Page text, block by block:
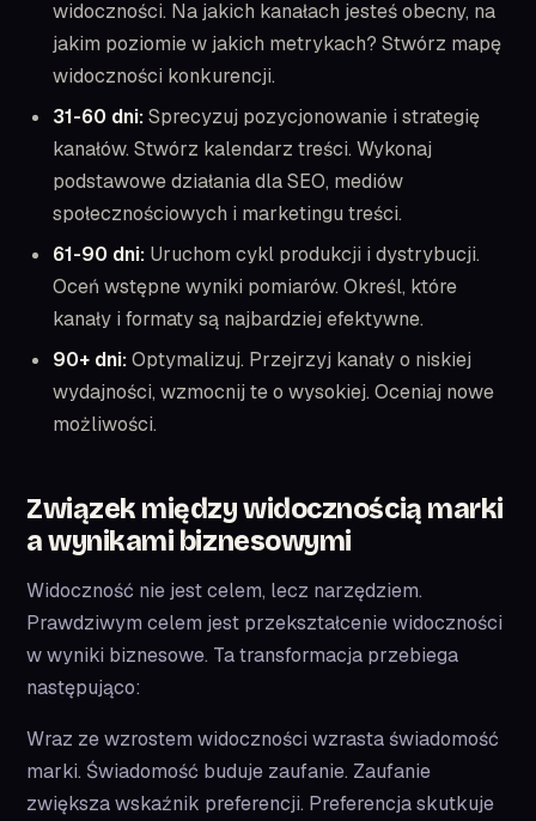
widoczności. Na jakich kanałach jesteś obecny, na
jakim poziomie w jakich metrykach? Stwórz mapę
widoczności konkurencji.
31-60 dni:Sprecyzuj pozycjonowanie i strategię
kanałów. Stwórz kalendarz treści. Wykonaj
podstawowe działania dla SEO, mediów
społecznościowych i marketingu treści.
61-90 dni: Uruchom cykl produkcji i dystrybucji.
Oceń wstępne wyniki pomiarów. Określ, które
kanały i formaty są najbardziej efektywne.
90+ dni:Optymalizuj. Przejrzyj kanały o niskiej
wydajności, wzmocnij te o wysokiej. Oceniaj nowe
możliwości.
Związek między widocznością marki
a wynikami biznesowymi
Widoczność nie jest celem, lecz narzędziem.
Prawdziwym celem jest przekształcenie widoczności
w wyniki biznesowe. Ta transformacja przebiega
następująco:
Wraz ze wzrostem widoczności wzrasta świadomość
marki. Świadomość buduje zaufanie. Zaufanie
zwiększa wskaźnik preferencji. Preferencja skutkuje